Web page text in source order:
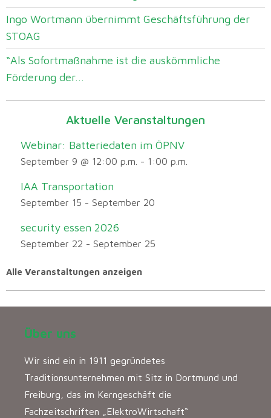
Ingo Wortmann übernimmt Geschäftsführung der
STOAG
“Als Sofortmaßnahme ist die auskömmliche
Förderung der...
Aktuelle Veranstaltungen
Webinar: Batteriedaten im ÖPNV
September 9 @ 12:00 p.m. - 1:00 p.m.
IAA Transportation
September 15 - September 20
security essen 2026
September 22 - September 25
Alle Veranstaltungen anzeigen
Über uns
Wir sind ein in 1911 gegründetes
Traditionsunternehmen mit Sitz in Dortmund und
Freiburg, das im Kerngeschäft die
Fachzeitschriften „ElektroWirtschaft“